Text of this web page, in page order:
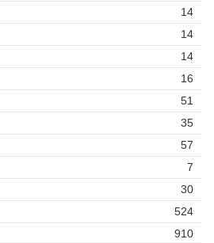
14
14
14
16
51
35
57
7
30
524
910